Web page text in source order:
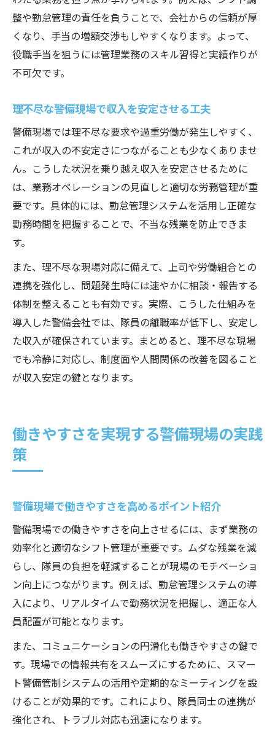
整や勤怠管理の責任を負うことで、会社からの信頼が厚
くなり、手当の増額交渉もしやすくなります。よって、
役職手当を狙うには管理業務のスキル習得と実績作りが
不可欠です。
理不尽な警備現場で収入を安定させる工夫
警備現場では理不尽な要求や過重労働が発生しやすく、
これが収入の不安定さにつながることも少なくありませ
ん。こうした状況を乗り越え収入を安定させるために
は、業務オペレーションの見直しと適切な労務管理が重
要です。具体的には、勤怠管理システムを活用し正確な
勤務時間を把握することで、不当な残業を防止できま
す。
また、理不尽な現場対応に備えて、上司や労働組合との
連携を強化し、問題発生時には速やかに相談・報告する
体制を整えることも有効です。実際、こうした仕組みを
導入した警備会社では、隊員の離職率が低下し、安定し
た収入が確保されています。まとめると、理不尽な現場
でも冷静に対応し、制度面や人間関係の改善を図ること
が収入安定の鍵となります。
働きやすさを実現する警備現場の実践
策
警備現場で働きやすさを高めるポイント紹介
警備現場での働きやすさを向上させるには、まず業務の
効率化と適切なシフト管理が重要です。ムダな残業を減
らし、隊員の負担を軽減することが現場のモチベーショ
ン向上につながります。例えば、勤怠管理システムの導
入により、リアルタイムで勤務状況を把握し、適正な人
員配置が可能となります。
また、コミュニケーションの円滑化も働きやすさの鍵で
す。現場での情報共有をスムーズにするために、スマー
ト警備管制システムの活用や定期的なミーティングを設
けることが効果的です。これにより、隊員同士の連携が
強化され、トラブル対応も迅速になります。